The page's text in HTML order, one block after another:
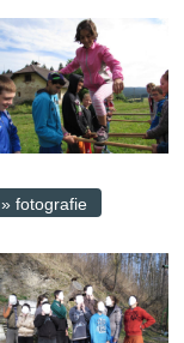
» fotografie